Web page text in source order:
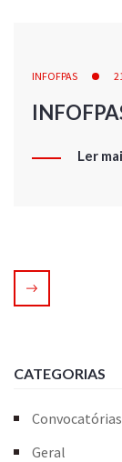
INFOFPAS
Ler
CATEGORIAS
Convocatórias
Geral